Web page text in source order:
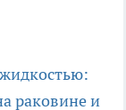
раковине и